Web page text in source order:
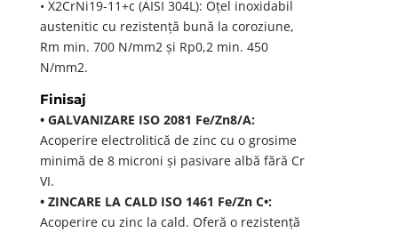
• X2CrNi19-11+c (AISI 304L): Oțel inoxidabil
austenitic cu rezistență bună la coroziune,
Rm min. 700 N/mm2 și Rp0,2 min. 450
N/mm2.
Finisaj
• GALVANIZARE ISO 2081 Fe/Zn8/A:
Acoperire electrolitică de zinc cu o grosime
minimă de 8 microni și pasivare albă fără Cr
VI.
• ZINCARE LA CALD ISO 1461 Fe/Zn C•:
Acoperire cu zinc la cald. Oferă o rezistență